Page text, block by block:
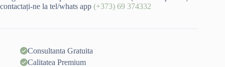
contactați-ne la tel/whats app (+373) 69 374332
Consultanta Gratuita
Calitatea Premium